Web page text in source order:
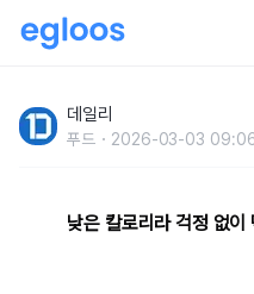
데일리
푸드 2026-03-03
낮은 칼로리라 걱정 없